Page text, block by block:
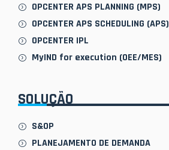
OPCENTER APS PLANNING (MPS)
OPCENTER APS SCHEDULING (APS)
OPCENTER IPL
MyIND for execution (OEE/MES)
SOLUÇÃO
S&OP
PLANEJAMENTO DE DEMANDA